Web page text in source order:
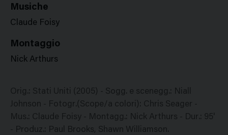
Musiche
Claude Foisy
Montaggio
Nick Arthurs
Orig.: Stati Uniti (2005) - Sogg. e scenegg.: Niall
Johnson - Fotogr.(Scope/a colori): Chris Seager -
Mus.: Claude Foisy - Montagg.: Nick Arthurs - Dur.: 95'
- Produz.: Paul Brooks, Shawn Williamson.